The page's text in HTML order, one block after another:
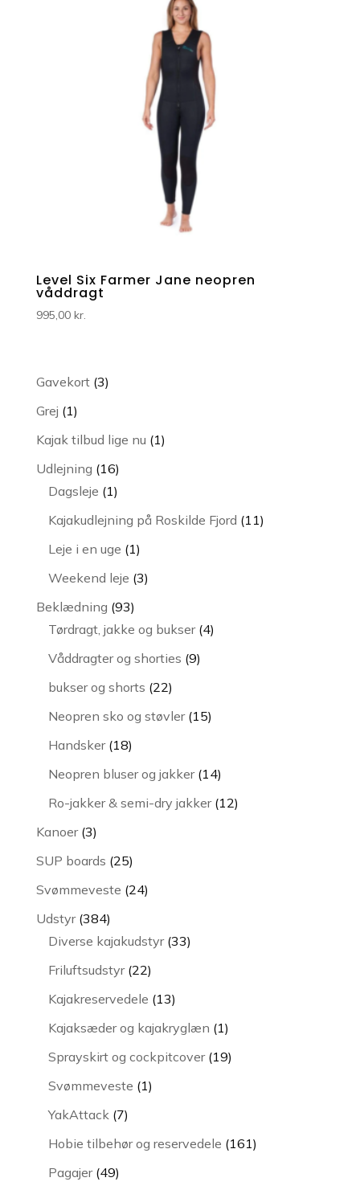
Level Six Farmer Jane neopren
våddragt
995,00 kr.
Gavekort 33
Grej 11
vare
Kajak tilbud lige nu 11
Udlejning 1616
varer
Dagsleje 11
vare
Kajakudlejning på Roskilde Fjord 1111
Leje i en uge 11
vare
Weekend leje 33
Beklædning 9393
varer
Tørdragt, jakke og bukser 44
Våddragter og shorties 99
bukser og shorts 2222
varer
Neopren sko og støvler 1515
Handsker 1818
Neopren bluser og jakker 1414
varer
Ro-jakker & semi-dry jakker 1212
Kanoer 33
varer
SUP boards 2525
varer
Svømmeveste 2424
Udstyr 384384
varer
Diverse kajakudstyr 3333
Friluftsudstyr 2222
varer
Kajakreservedele 1313
varer
Kajaksæder og kajakryglæn 11
vare
Sprayskirt og cockpitcover 1919
Svømmeveste 11
YakAttack 77
Hobie tilbehør og reservedele 161161
Pagajer 4949